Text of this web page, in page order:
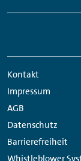
Kontakt
Impressum
AGB
Datenschutz
Barrierefreiheit
Whistleblower
Network
Links